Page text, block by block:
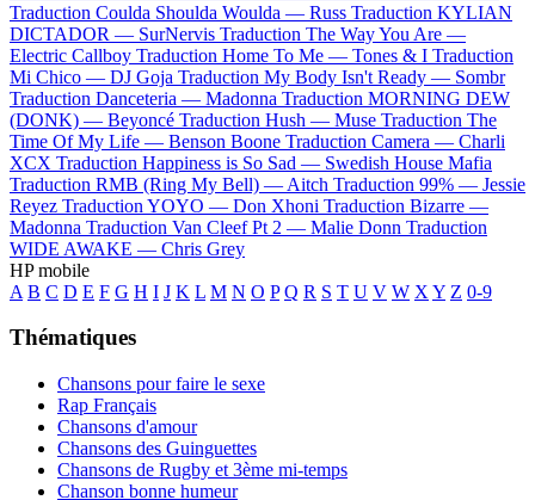
Traduction Coulda Shoulda Woulda — Russ Traduction KYLIAN
DICTADOR — SurNervis Traduction The Way You Are —
Electric Callboy Traduction Home To Me — Tones & I Traduction
Mi Chico — DJ Goja Traduction My Body Isn't Ready — Sombr
Traduction Danceteria — Madonna Traduction MORNING DEW
(DONK) — Beyoncé Traduction Hush — Muse Traduction The
Time Of My Life — Benson Boone Traduction Camera — Charli
XCX Traduction Happiness is So Sad — Swedish House Mafia
Traduction RMB (Ring My Bell) — Aitch Traduction 99% — Jessie
Reyez Traduction YOYO — Don Xhoni Traduction Bizarre —
Madonna Traduction Van Cleef Pt 2 — Malie Donn Traduction
WIDE AWAKE — Chris Grey
HP mobile
A B C D E F G H I J K L M N O P Q R S T U V W X Y Z 0-9
Thématiques
Chansons pour faire le sexe
Rap Français
Chansons d'amour
Chansons des Guinguettes
Chansons de Rugby et 3ème mi-temps
Chanson bonne humeur